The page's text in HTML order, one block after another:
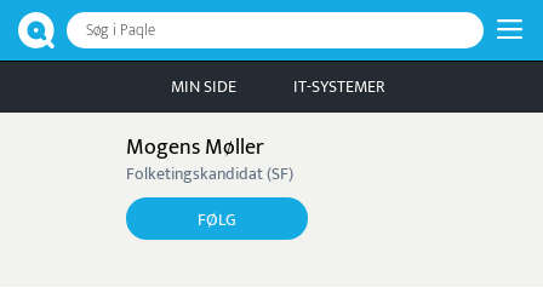
Søg i Paqle
MIN SIDE IT-SYSTEMER
Mogens Møller
Folketingskandidat (SF)
FØLG